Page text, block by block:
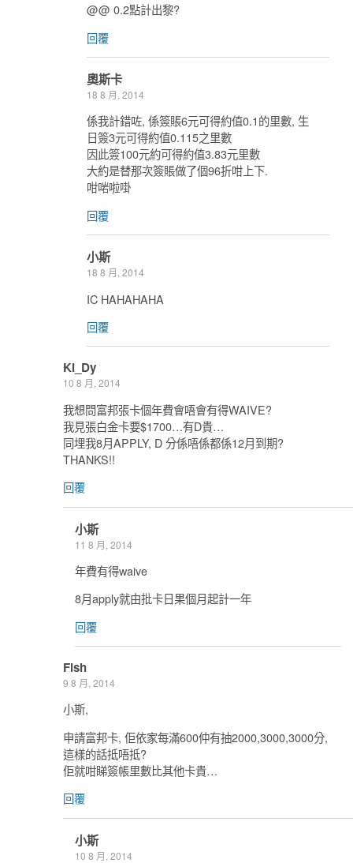
@@ 0.2點計出黎?
回覆
奧斯卡
18 8 月, 2014
係我計錯咗, 係簽賬6元可得約值0.1的里數, 生
日簽3元可得約值0.115之里數
因此簽100元約可得約值3.83元里數
大約是替那次簽賬做了個96折咁上下.
咁啱啦啩
回覆
小斯
18 8 月, 2014
IC HAHAHAHA
回覆
Ki_Dy
10 8 月, 2014
我想問富邦張卡個年費會唔會有得WAIVE?
我見張白金卡要$1700…有D貴…
同埋我8月APPLY, D 分係唔係都係12月到期?
THANKS!!
回覆
小斯
11 8 月, 2014
年費有得waive
8月apply就由批卡日果個月起計一年
回覆
Fish
9 8 月, 2014
小斯,
申請富邦卡, 佢依家每滿600仲有抽2000,3000,3000分,
這樣的話抵唔抵?
佢就咁睇簽帳里數比其他卡貴…
回覆
小斯
10 8 月, 2014